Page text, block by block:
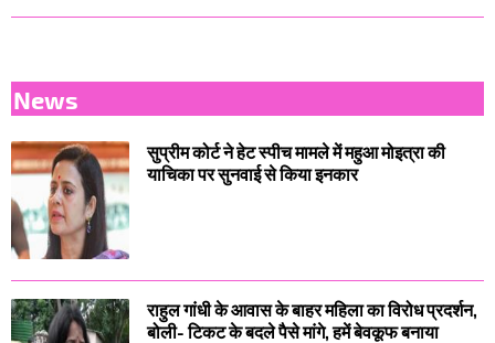
News
सुप्रीम कोर्ट ने हेट स्पीच मामले में महुआ मोइत्रा की
याचिका पर सुनवाई से किया इनकार
राहुल गांधी के आवास के बाहर महिला का विरोध प्रदर्शन,
बोली- टिकट के बदले पैसे मांगे, हमें बेवकूफ बनाया